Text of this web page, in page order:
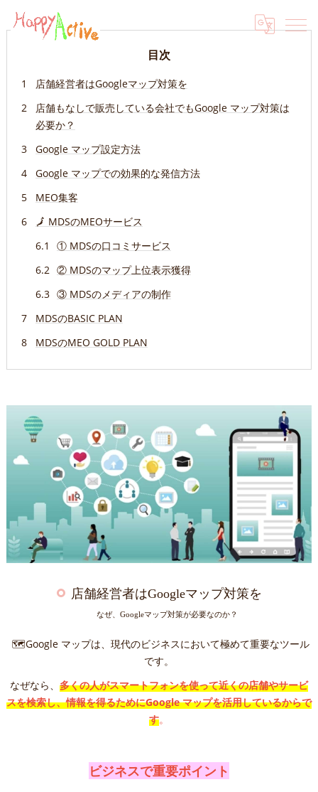
目次
店舗経営者はGoogleマップ対策を
店舗もなしで販売している会社でもGoogle マップ対策は
必要か？
Google マップ設定方法
Google マップでの効果的な発信方法
MEO集客
🗾 MDSのMEOサービス
① MDSの口コミサービス
② MDSのマップ上位表示獲得
③ MDSのメディアの制作
MDSのBASIC PLAN
MDSのMEO GOLD PLAN
店舗経営者はGoogleマップ対策を
なぜ、Googleマップ対策が必要なのか？
🗺️Google マップは、現代のビジネスにおいて極めて重要なツール
です。
なぜなら、 多くの人がスマートフォンを使って近くの店舗やサービ
スを検索し、情報を得るためにGoogle マップを活用しているからで
す。
ビジネスで重要ポイント